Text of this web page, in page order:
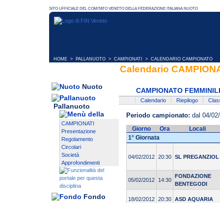
HOME > PALLANUOTO > CAMPIONATI > CALENDARIO CAMPIONATO
Nuoto
Pallanuoto
CAMPIONATI
Presentazione
Regolamento
Circolari
Società
Approfondimenti
Fondo
Calendario
CAMPIONATO
Calendario Riepilogo
Periodo campionato: dal 04/
Giorno Ora
Locali
1° Giornata
04/02/2012 20:30 SL PREGANZIOL
05/02/2012 14:30
FONDAZIONE
BENTEGODI
18/02/2012 20:30 ASD AQUARIA